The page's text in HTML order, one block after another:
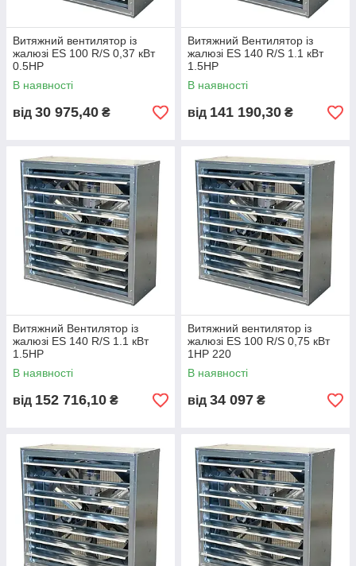
Витяжний вентилятор із
жалюзі ES 100 R/S 0,37 кВт
0.5НР
В наявності
від 30 975,40 ₴
Витяжний Вентилятор із
жалюзі ES 140 R/S 1.1 кВт
1.5НР
В наявності
від 141 190,30 ₴
Витяжний Вентилятор із
жалюзі ES 140 R/S 1.1 кВт
1.5НР
В наявності
від 152 716,10 ₴
Витяжний вентилятор із
жалюзі ES 100 R/S 0,75 кВт
1НР 220
В наявності
від 34 097 ₴